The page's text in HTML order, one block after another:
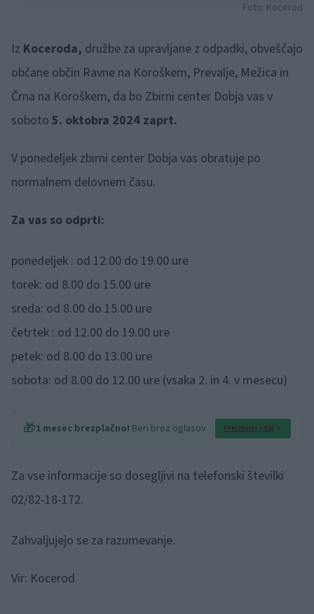
Foto: Kocerod
Iz Koceroda, družbe za upravljane z odpadki, obveščajo
občane občin Ravne na Koroškem, Prevalje, Mežica in
Črna na Koroškem, da bo Zbirni center Dobja vas v
soboto 5. oktobra 2024 zaprt.
V ponedeljek zbirni center Dobja vas obratuje po
normalnem delovnem času.
Za vas so odprti:
ponedeljek : od 12.00 do 19.00 ure
torek: od 8.00 do 15.00 ure
sreda: od 8.00 do 15.00 ure
četrtek : od 12.00 do 19.00 ure
petek: od 8.00 do 13.00 ure
sobota: od 8.00 do 12.00 ure (vsaka 2. in 4. v mesecu)
🎁1 mesec brezplačno! Beri brez oglasov Preizkusi zdaj
Za vse informacije so dosegljivi na telefonski številki
02/82-18-172.
Zahvaljujejo se za razumevanje.
Vir: Kocerod